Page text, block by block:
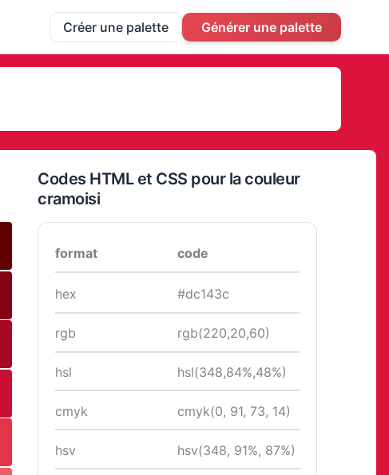
Créer une palette Générer une palette
Codes HTML et CSS pour la couleur
cramoisi
format code
hex #dc143c
rgb rgb(220,20,60)
hsl hsl(348,84%,48%)
cmyk cmyk(0, 91, 73, 14)
hsv hsv(348, 91%, 87%)